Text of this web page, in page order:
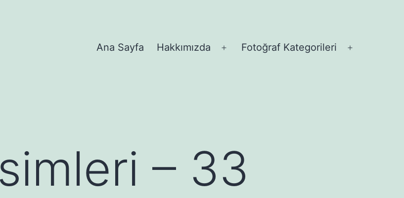
Ana Sayfa Hakkımızda
Menüyü
Fotoğraf Kategorileri
– 33